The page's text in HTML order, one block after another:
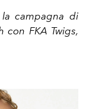
campagna di
con FKA Twigs,